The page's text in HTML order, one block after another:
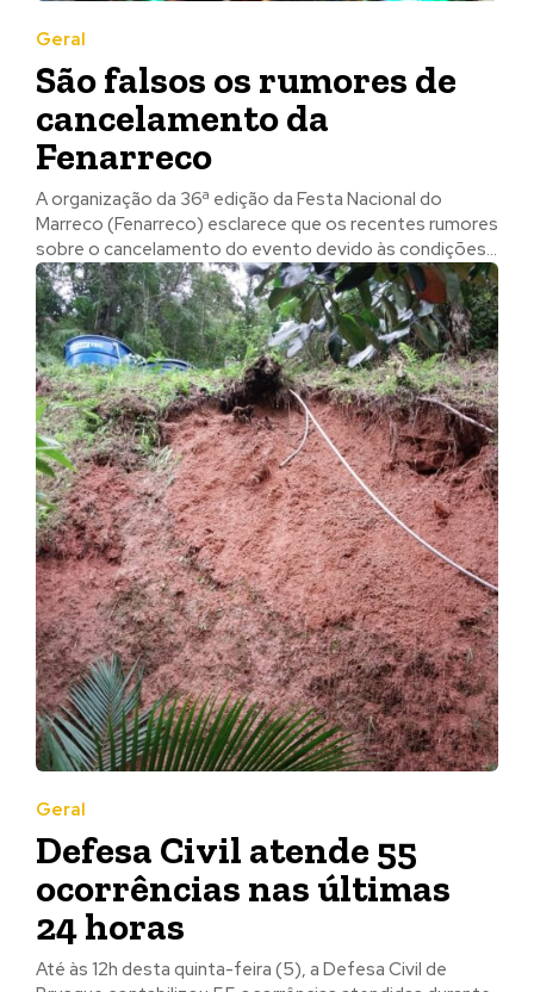
Geral
São falsos os rumores de
cancelamento da
Fenarreco
A organização da 36ª edição da Festa Nacional do
Marreco (Fenarreco) esclarece que os recentes rumores
sobre o cancelamento do evento devido às condições...
Geral
Defesa Civil atende 55
ocorrências nas últimas
24 horas
Até às 12h desta quinta-feira (5), a Defesa Civil de